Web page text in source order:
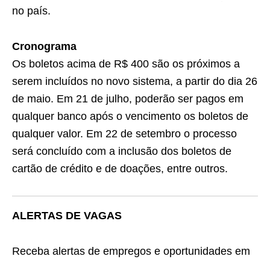
no país.
Cronograma
Os boletos acima de R$ 400 são os próximos a
serem incluídos no novo sistema, a partir do dia 26
de maio. Em 21 de julho, poderão ser pagos em
qualquer banco após o vencimento os boletos de
qualquer valor. Em 22 de setembro o processo
será concluído com a inclusão dos boletos de
cartão de crédito e de doações, entre outros.
ALERTAS DE VAGAS
Receba alertas de empregos e oportunidades em